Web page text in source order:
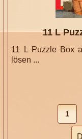
11 L
11 L Puzzle Box
lösen ...